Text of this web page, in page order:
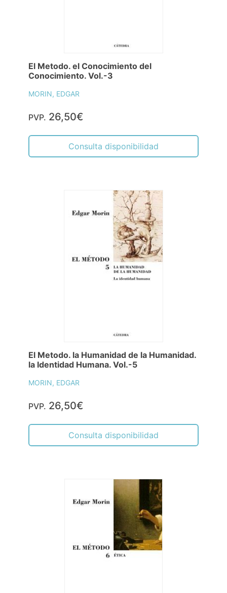
El Metodo. el Conocimiento del
Conocimiento. Vol.-3
MORIN, EDGAR
PVP. 26,50€
Consulta disponibilidad
El Metodo. la Humanidad de la Humanidad.
la Identidad Humana. Vol.-5
MORIN, EDGAR
PVP. 26,50€
Consulta disponibilidad